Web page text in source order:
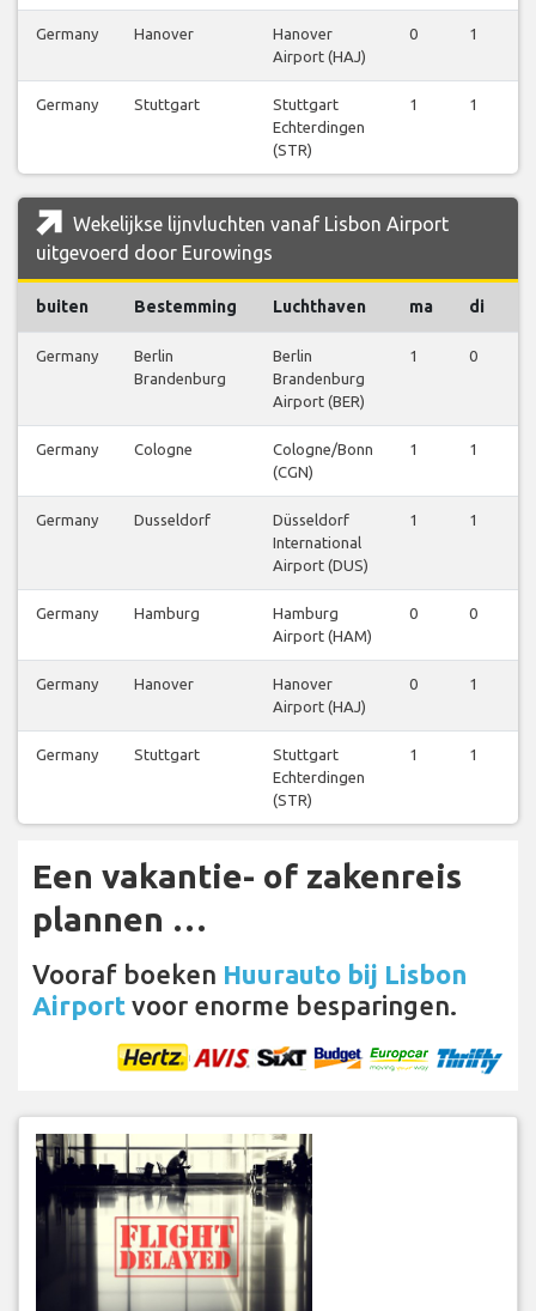
Germany Hanover
Hanover
Airport (HAJ)
0 1
Germany Stuttgart
Stuttgart
Echterdingen
(STR)
1 1
Wekelijkse lijnvluchten vanaf Lisbon Airport
uitgevoerd door Eurowings
buiten Bestemming Luchthaven ma di
Germany
Berlin
Brandenburg
Berlin
Brandenburg
Airport (BER)
1 0
Germany Cologne
Cologne/Bonn
(CGN)
1 1
Germany Dusseldorf
Düsseldorf
International
Airport (DUS)
1 1
Germany Hamburg
Hamburg
Airport (HAM)
0 0
Germany Hanover
Hanover
Airport (HAJ)
0 1
Germany Stuttgart
Stuttgart
Echterdingen
(STR)
1 1
Een vakantie- of zakenreis
plannen …
Vooraf boeken Huurauto bij Lisbon
Airport voor enorme besparingen.